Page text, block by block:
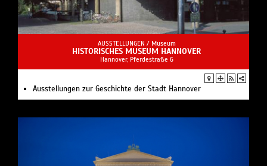
AUSSTELLUNGEN / Museum
HISTORISCHES MUSEUM HANNOVER
Hannover, Pferdestraße 6
Ausstellungen zur Geschichte der Stadt Hannover